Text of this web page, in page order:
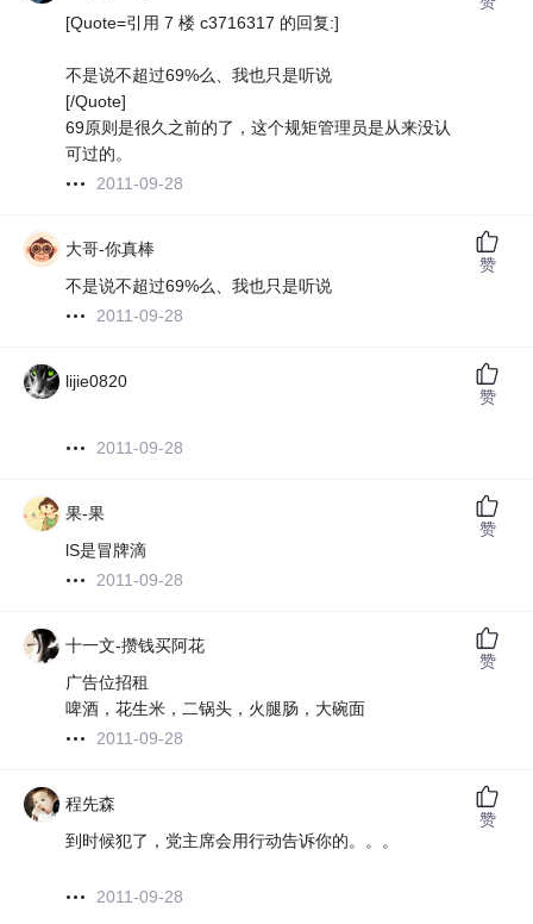
[Quote=引用 7 楼 c3716317 的回复:]
不是说不超过69%么、我也只是听说
[/Quote]
69原则是很久之前的了，这个规矩管理员是从来没认
可过的。
2011-09-28
大哥-你真棒
不是说不超过69%么、我也只是听说
2011-09-28
赞
lijie0820
2011-09-28
赞
果-果
lS是冒牌滴
2011-09-28
赞
十一文-攒钱买阿花
广告位招租
啤酒，花生米，二锅头，火腿肠，大碗面
2011-09-28
赞
程先森
到时候犯了，党主席会用行动告诉你的。。。
2011-09-28
赞